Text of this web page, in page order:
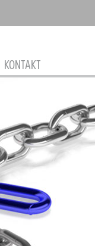
KONTAKT